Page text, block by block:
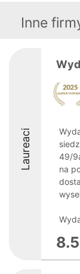
Inne
Laureaci
49/
na
8.5